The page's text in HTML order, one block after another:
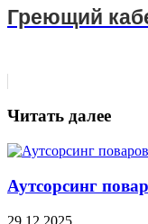
Греющий
Читать далее
Аутсорсинг
29.12.2025